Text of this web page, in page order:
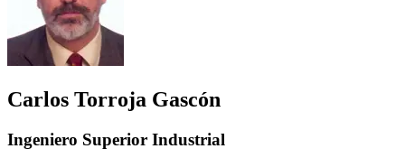
Carlos Torroja Gascón
Ingeniero Superior Industrial